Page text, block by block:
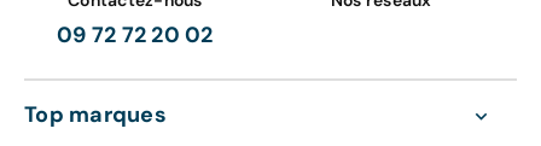
09 72 72 20 02
Top marques